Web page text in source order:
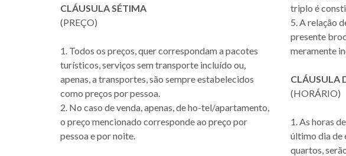
CLÁUSULA SÉTIMA
(PREÇO)
1. Todos os preços, quer correspondam a pacotes
turísticos, serviços sem transporte incluído ou,
apenas, a transportes, são sempre estabelecidos
como preços por pessoa.
2. No caso de venda, apenas, de ho-tel/apartamento,
o preço mencionado corresponde ao preço por
pessoa e por noite.
triplo é
5. A relação
presente
meramente
CLÁUSULA
(HORÁRIO)
1. As horas
último dia de
quartos,